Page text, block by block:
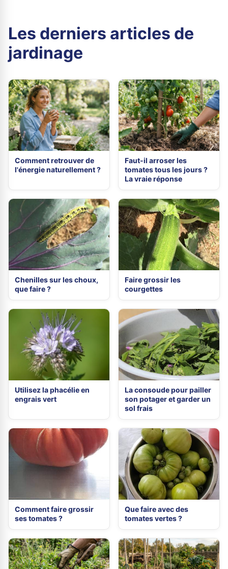
Les derniers articles de
jardinage
Comment retrouver de
l'énergie naturellement ?
Faut-il arroser les
tomates tous les jours ?
La vraie réponse
Chenilles sur les choux,
que faire ?
Faire grossir les
courgettes
Utilisez la phacélie en
engrais vert
La consoude pour pailler
son potager et garder un
sol frais
Comment faire grossir
ses tomates ?
Que faire avec des
tomates vertes ?